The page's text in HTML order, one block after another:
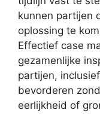
kunnen partijen
oplossing te
Effectief case
gezamenlijke
partijen,
bevorderen
eerlijkheid of